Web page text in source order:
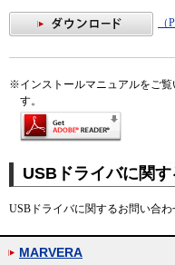
※インストールマニュアルをご覧
す。
USBドライバに関
USBドライバに関するお問い合わ
MARVERA